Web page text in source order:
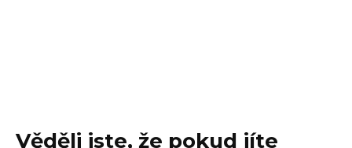
Věděli jste, že pokud jíte